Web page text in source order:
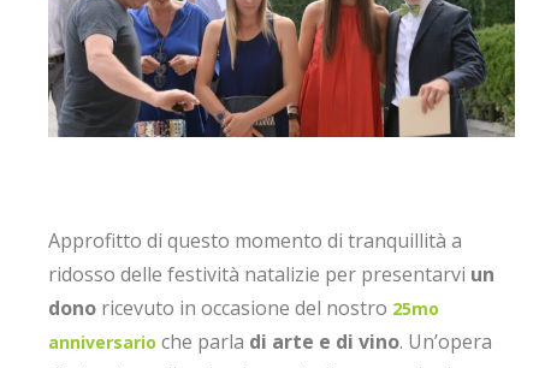
Approfitto di questo momento di tranquillità a
ridosso delle festività natalizie per presentarvi un
dono ricevuto in occasione del nostro 25mo
anniversario che parla di arte e di vino. Un’opera